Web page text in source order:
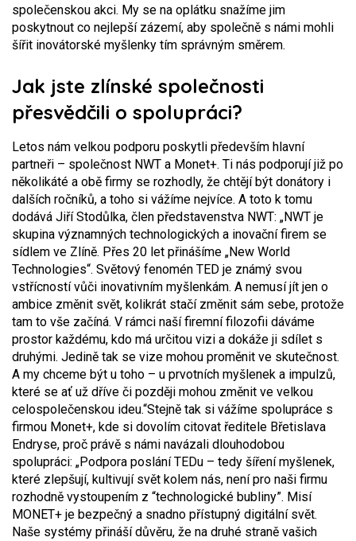
společenskou akci. My se na oplátku snažíme jim
poskytnout co nejlepší zázemí, aby společně s námi mohli
šířit inovátorské myšlenky tím správným směrem.
Jak jste zlínské společnosti
přesvědčili o spolupráci?
Letos nám velkou podporu poskytli především hlavní
partneři – společnost NWT a Monet+. Ti nás podporují již po
několikáté a obě firmy se rozhodly, že chtějí být donátory i
dalších ročníků, a toho si vážíme nejvíce. A toto k tomu
dodává Jiří Stodůlka, člen představenstva NWT: „NWT je
skupina významných technologických a inovační firem se
sídlem ve Zlíně. Přes 20 let přinášíme „New World
Technologies“. Světový fenomén TED je známý svou
vstřícností vůči inovativním myšlenkám. A nemusí jít jen o
ambice změnit svět, kolikrát stačí změnit sám sebe, protože
tam to vše začíná. V rámci naší firemní filozofii dáváme
prostor každému, kdo má určitou vizi a dokáže ji sdílet s
druhými. Jedině tak se vize mohou proměnit ve skutečnost.
A my chceme být u toho – u prvotních myšlenek a impulzů,
které se ať už dříve či později mohou změnit ve velkou
celospolečenskou ideu.“Stejně tak si vážíme spolupráce s
firmou Monet+, kde si dovolím citovat ředitele Břetislava
Endryse, proč právě s námi navázali dlouhodobou
spolupráci: „Podpora poslání TEDu – tedy šíření myšlenek,
které zlepšují, kultivují svět kolem nás, není pro naši firmu
rozhodně vystoupením z “technologické bubliny”. Misí
MONET+ je bezpečný a snadno přístupný digitální svět.
Naše systémy přináší důvěru, že na druhé straně vašich